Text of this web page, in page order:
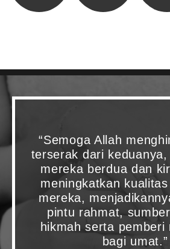
“Semoga Allah
terserak dari
mereka berdua dan
meningkatkan
mereka,
pintu rahmat,
hikmah serta pemberi
bagi umat.”